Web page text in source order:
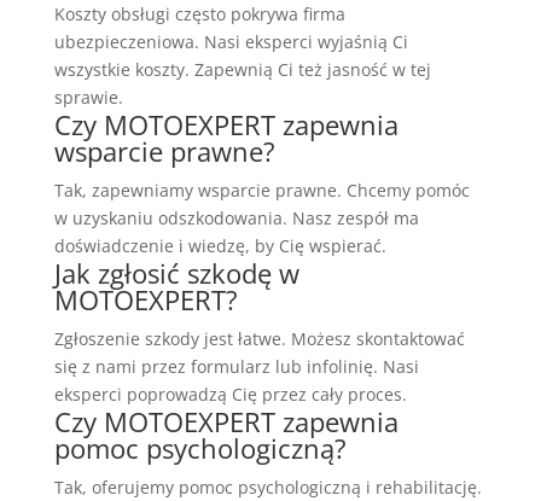
Koszty obsługi często pokrywa firma
ubezpieczeniowa. Nasi eksperci wyjaśnią Ci
wszystkie koszty. Zapewnią Ci też jasność w tej
sprawie.
Czy MOTOEXPERT zapewnia
wsparcie prawne?
Tak, zapewniamy wsparcie prawne. Chcemy pomóc
w uzyskaniu odszkodowania. Nasz zespół ma
doświadczenie i wiedzę, by Cię wspierać.
Jak zgłosić szkodę w
MOTOEXPERT?
Zgłoszenie szkody jest łatwe. Możesz skontaktować
się z nami przez formularz lub infolinię. Nasi
eksperci poprowadzą Cię przez cały proces.
Czy MOTOEXPERT zapewnia
pomoc psychologiczną?
Tak, oferujemy pomoc psychologiczną i rehabilitację.